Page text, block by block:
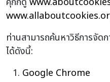
ท่านสามารถค้นหาวิธีการจัด
ได้ดังนี้:
Google Chrome